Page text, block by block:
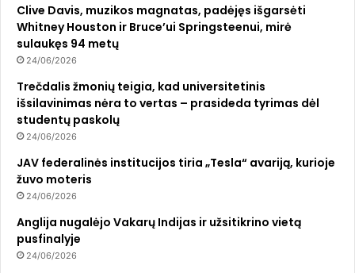
Clive Davis, muzikos magnatas, padėjęs išgarsėti
Whitney Houston ir Bruce’ui Springsteenui, mirė
sulaukęs 94 metų
24/06/2026
Trečdalis žmonių teigia, kad universitetinis
išsilavinimas nėra to vertas – prasideda tyrimas dėl
studentų paskolų
24/06/2026
JAV federalinės institucijos tiria „Tesla“ avariją, kurioje
žuvo moteris
24/06/2026
Anglija nugalėjo Vakarų Indijas ir užsitikrino vietą
pusfinalyje
24/06/2026